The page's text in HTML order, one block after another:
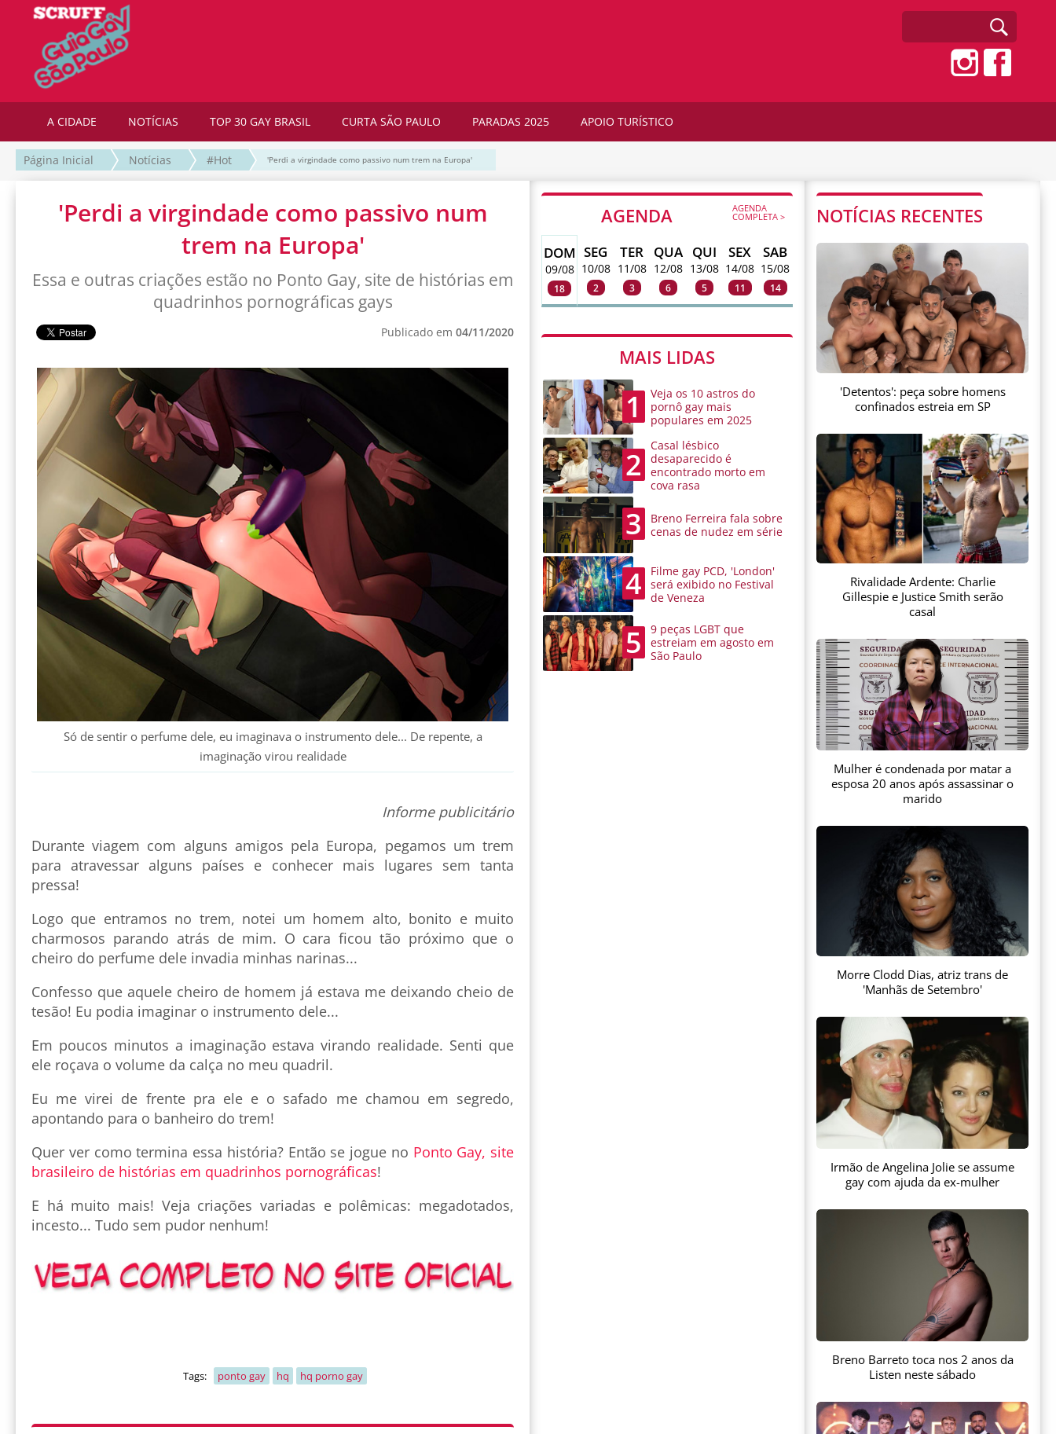
A CIDADE NOTÍCIAS TOP 30 GAY BRASIL CURTA SÃO PAULO PARADAS 2025 APOIO TURÍSTICO
Página Inicial Notícias #Hot 'Perdi a virgindade como passivo num trem na Europa'
'Perdi a virgindade como passivo num
trem na Europa'
Essa e outras criações estão no Ponto Gay, site de histórias em
quadrinhos pornográficas gays
Publicado em 04/11/2020
Só de sentir o perfume dele, eu imaginava o instrumento dele... De repente, a
imaginação virou realidade
Informe publicitário
Durante viagem com alguns amigos pela Europa, pegamos um trem
para atravessar alguns países e conhecer mais lugares sem tanta
pressa!
Logo que entramos no trem, notei um homem alto, bonito e muito
charmosos parando atrás de mim. O cara ficou tão próximo que o
cheiro do perfume dele invadia minhas narinas...
Confesso que aquele cheiro de homem já estava me deixando cheio de
tesão! Eu podia imaginar o instrumento dele...
Em poucos minutos a imaginação estava virando realidade. Senti que
ele roçava o volume da calça no meu quadril.
Eu me virei de frente pra ele e o safado me chamou em segredo,
apontando para o banheiro do trem!
Quer ver como termina essa história? Então se jogue no Ponto Gay, site
brasileiro de histórias em quadrinhos pornográficas!
E há muito mais! Veja criações variadas e polêmicas: megadotados,
incesto... Tudo sem pudor nenhum!
Tags: ponto gay hq hq porno gay
AGENDA AGENDA
COMPLETA >
DOM
09/08
18
SEG
10/08
2
TER
11/08
3
QUA
12/08
6
QUI
13/08
5
SEX
14/08
11
SAB
15/08
14
MAIS LIDAS
1
Veja os 10 astros do
pornô gay mais
populares em 2025
2
Casal lésbico
desaparecido é
encontrado morto em
cova rasa
3
Breno Ferreira fala sobre
cenas de nudez em série
4
Filme gay PCD, 'London'
será exibido no Festival
de Veneza
5
9 peças LGBT que
estreiam em agosto em
São Paulo
NOTÍCIAS RECENTES
'Detentos': peça sobre homens
confinados estreia em SP
Rivalidade Ardente: Charlie
Gillespie e Justice Smith serão
casal
Mulher é condenada por matar a
esposa 20 anos após assassinar o
marido
Morre Clodd Dias, atriz trans de
'Manhãs de Setembro'
Irmão de Angelina Jolie se assume
gay com ajuda da ex-mulher
Breno Barreto toca nos 2 anos da
Listen neste sábado